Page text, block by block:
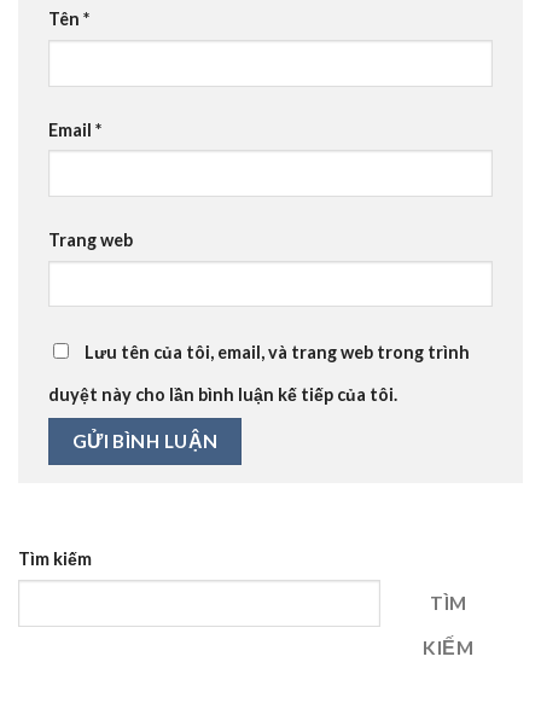
Tên *
Email *
Trang web
Lưu tên của tôi, email, và trang web trong trình
duyệt này cho lần bình luận kế tiếp của tôi.
Tìm kiếm
TÌM
KIẾM